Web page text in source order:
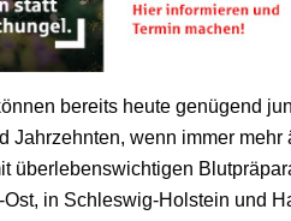
bereits heute genügend
Jahrzehnten, wenn immer
überlebenswichtigen
in Schleswig-Holstein und